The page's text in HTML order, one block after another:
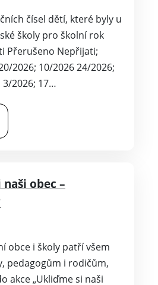
čísel dětí, které byly u
školy pro školní rok
Přerušeno Nepřijati;
2026; 10/2026 24/2026;
3/2026; 17…
obec –
obce i školy patří všem
pedagogům i rodičům,
akce „Ukliďme si naši